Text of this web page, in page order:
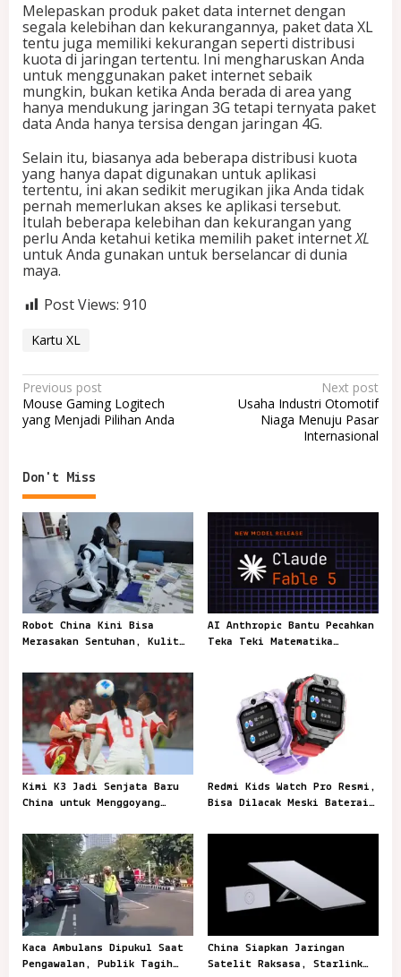
Melepaskan produk paket data internet dengan
segala kelebihan dan kekurangannya, paket data XL
tentu juga memiliki kekurangan seperti distribusi
kuota di jaringan tertentu. Ini mengharuskan Anda
untuk menggunakan paket internet sebaik
mungkin, bukan ketika Anda berada di area yang
hanya mendukung jaringan 3G tetapi ternyata paket
data Anda hanya tersisa dengan jaringan 4G.
Selain itu, biasanya ada beberapa distribusi kuota
yang hanya dapat digunakan untuk aplikasi
tertentu, ini akan sedikit merugikan jika Anda tidak
pernah memerlukan akses ke aplikasi tersebut.
Itulah beberapa kelebihan dan kekurangan yang
perlu Anda ketahui ketika memilih paket internetXL
untuk Anda gunakan untuk berselancar di dunia
maya.
Post Views: 910
Kartu XL
P
o
t
n
a
v
i
g
a
t
i
o
n
Previous post
Mouse Gaming Logitech
yang Menjadi Pilihan Anda
Next post
Usaha Industri Otomotif
Niaga Menuju Pasar
Internasional
Don't Miss
Robot China Kini Bisa
Merasakan Sentuhan, Kulit
AI Anthropic Bantu Pecahkan
Teka Teki Matematika
Kimi K3 Jadi Senjata Baru
China untuk Menggoyang
Redmi Kids Watch Pro Resmi,
Bisa Dilacak Meski Baterai
Kaca Ambulans Dipukul Saat
Pengawalan, Publik Tagih
China Siapkan Jaringan
Satelit Raksasa, Starlink